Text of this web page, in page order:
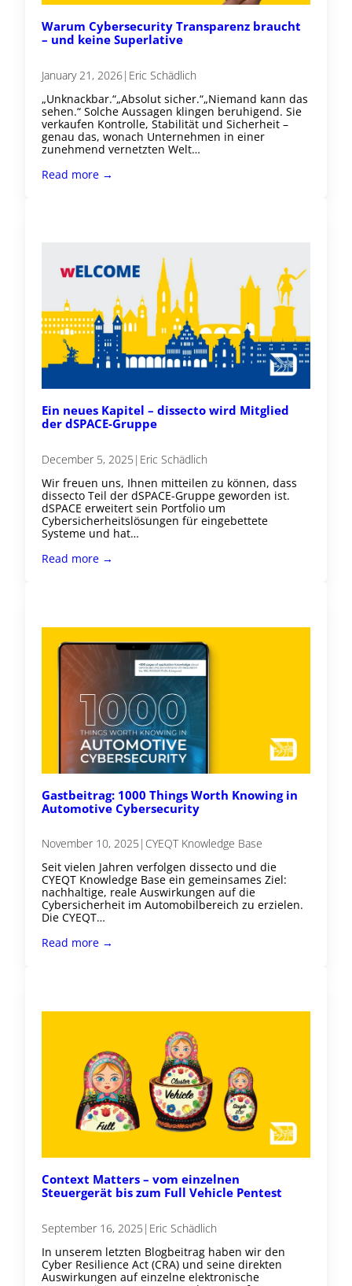
Warum Cybersecurity Transparenz braucht
– und keine Superlative
January 21, 2026| Eric Schädlich
„Unknackbar.“„Absolut sicher.“„Niemand kann das
sehen.“ Solche Aussagen klingen beruhigend. Sie
verkaufen Kontrolle, Stabilität und Sicherheit –
genau das, wonach Unternehmen in einer
zunehmend vernetzten Welt…
Read more →
Ein neues Kapitel – dissecto wird Mitglied
der dSPACE-Gruppe
December 5, 2025 | Eric Schädlich
Wir freuen uns, Ihnen mitteilen zu können, dass
dissecto Teil der dSPACE-Gruppe geworden ist.
dSPACE erweitert sein Portfolio um
Cybersicherheitslösungen für eingebettete
Systeme und hat…
Read more →
Gastbeitrag: 1000 Things Worth Knowing in
Automotive Cybersecurity
November 10, 2025 | CYEQT Knowledge Base
Seit vielen Jahren verfolgen dissecto und die
CYEQT Knowledge Base ein gemeinsames Ziel:
nachhaltige, reale Auswirkungen auf die
Cybersicherheit im Automobilbereich zu erzielen.
Die CYEQT…
Read more →
Context Matters – vom einzelnen
Steuergerät bis zum Full Vehicle Pentest
September 16, 2025 | Eric Schädlich
In unserem letzten Blogbeitrag haben wir den
Cyber Resilience Act (CRA) und seine direkten
Auswirkungen auf einzelne elektronische